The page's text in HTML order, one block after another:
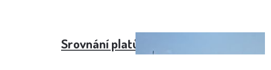
Srovnání platů ČR vs. Gruzie